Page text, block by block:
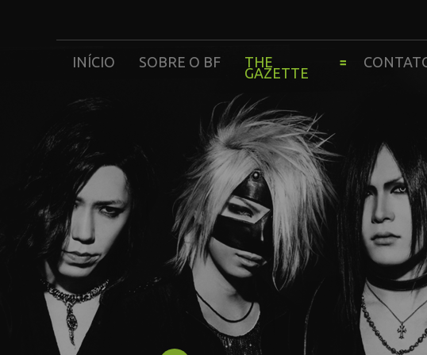
INÍCIO SOBRE O BF THE
GAZETTE